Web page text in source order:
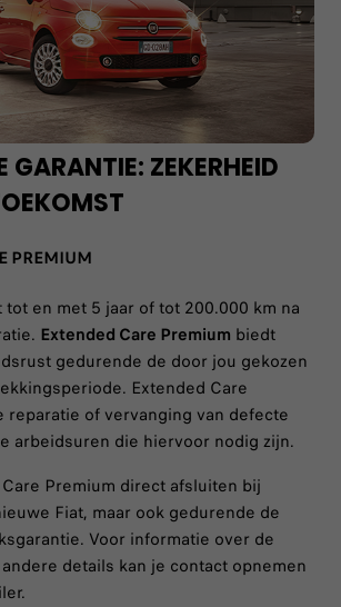
GARANTIE: ZEKERHEID
PREMIUM
tot en met 5 jaar of tot 200.000 km na
Extended Care Premium biedt
gedurende de door jou gekozen
Extended Care
reparatie of vervanging van defecte
arbeidsuren die hiervoor nodig zijn.
Premium direct afsluiten bij
Fiat, maar ook gedurende de
Voor informatie over de
details kan je contact opnemen